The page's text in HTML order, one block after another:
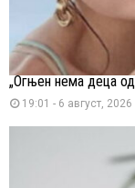
„Огњен нема деца
19:01 - 6 август, 2026